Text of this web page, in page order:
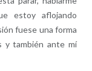
estoy aflojando
fuese una forma
y también ante mí